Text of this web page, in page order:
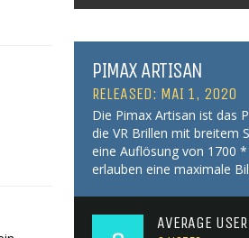
PIMAX ARTISAN
RELEASED: MAI 1, 2020
Die Pimax Artisan ist das
die VR Brillen mit breitem
eine Auflösung von 1700
erlauben eine maximale
AVERAGE